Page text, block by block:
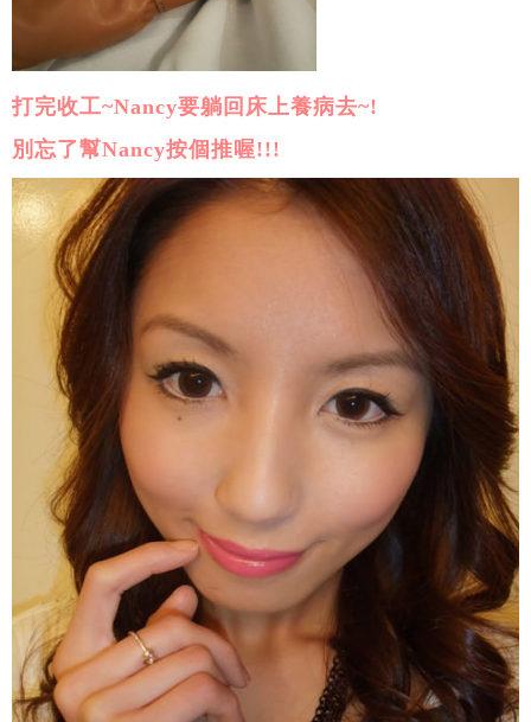
打完收工~Nancy要躺回床上養病去~!
別忘了幫Nancy按個推喔!!!